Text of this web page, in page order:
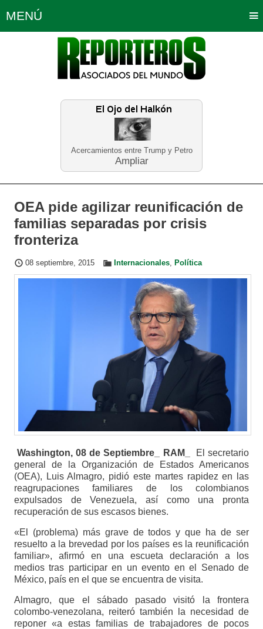
Acercamientos entre Trump y Petro
Ampliar
MENÚ
Política Opinión Bogotá
Planeta Tierra Deportes
Educación Neira
OEA pide agilizar reunificación de
familias separadas por crisis
fronteriza
08 septiembre, 2015 Internacionales, Política
Washington, 08 de Septiembre_ RAM_
El secretario
general de la Organización de Estados Americanos
(OEA), Luis Almagro, pidió este martes rapidez en las
reagrupaciones familiares de los colombianos
expulsados de Venezuela, así como una pronta
recuperación de sus escasos bienes.
«El (problema) más grave de todos y que ha de ser
resuelto a la brevedad por los países es la reunificación
familiar», afirmó en una escueta declaración a los
medios tras participar en un evento en el Senado de
México, país en el que se encuentra de visita.
Almagro, que el sábado pasado visitó la frontera
colombo-venezolana, reiteró también la necesidad de
reponer «a estas familias de trabajadores de pocos